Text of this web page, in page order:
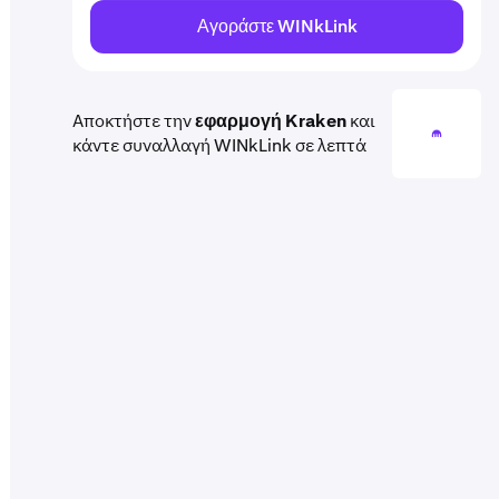
Αγοράστε WINkLink
Αποκτήστε τηνεφαρμογή Krakenκαι
κάντε συναλλαγή WINkLink σε λεπτά